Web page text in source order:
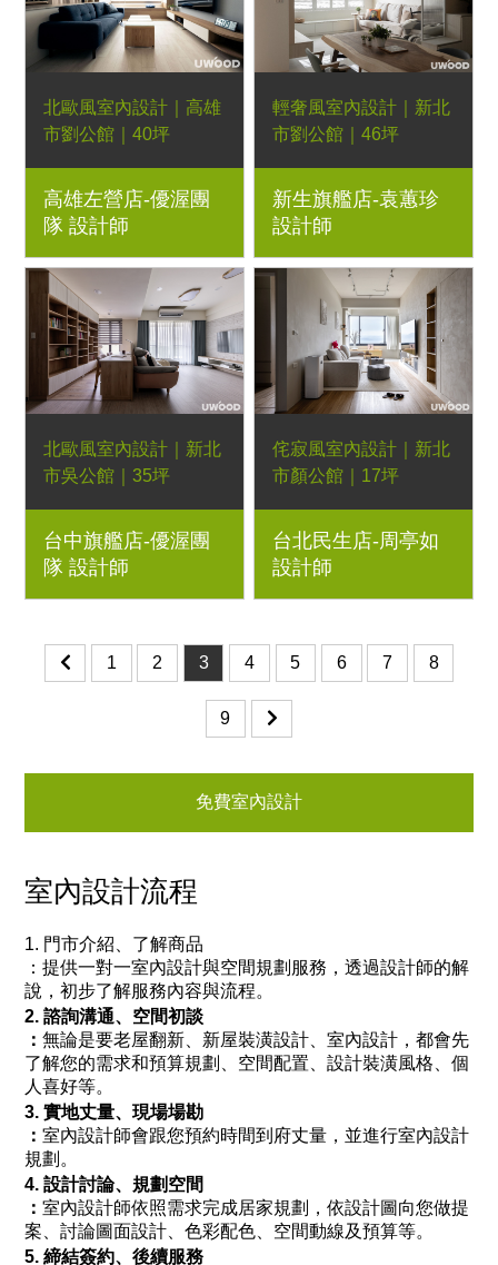
北歐風室內設計｜高雄
市劉公館｜40坪
透天厝｜優渥系統櫃、
Orderfloor超耐磨木地
板、日落床架、如茵餐
桌、戴帽小王子餐椅、
大月彎茶几、優渥床
墊、梣木休閒椅
高雄左營店-優渥團
隊 設計師
輕奢風室內設計｜新北
市劉公館｜46坪
4房2廳｜優渥系統櫃、
藝術漆、鐵件玻璃屏
風、木貼皮、陶板、
LED燈
新生旗艦店-袁蕙珍
設計師
北歐風室內設計｜新北
市吳公館｜35坪
4房2廳｜優渥系統櫃、
文化石、烤漆玻璃、
Orderfloor超耐磨木地
台中旗艦店-優渥團
隊 設計師
侘寂風室內設計｜新北
市顏公館｜17坪
2房2廳｜優渥系統櫃、
藝術漆、洞洞板、 軌
道燈
台北民生店-周亭如
設計師
1 2 3 4 5 6 7 8
9
免費室內設計
室內設計流程
1. 門市介紹、了解商品
：提供一對一室內設計與空間規劃服務，透過設計師的解
說，初步了解服務內容與流程。
2. 諮詢溝通、空間初談
：無論是要老屋翻新、新屋裝潢設計、室內設計，都會先
了解您的需求和預算規劃、空間配置、設計裝潢風格、個
人喜好等。
3. 實地丈量、現場場勘
：室內設計師會跟您預約時間到府丈量，並進行室內設計
規劃。
4. 設計討論、規劃空間
：室內設計師依照需求完成居家規劃，依設計圖向您做提
案、討論圖面設計、色彩配色、空間動線及預算等。
5. 締結簽約、後續服務